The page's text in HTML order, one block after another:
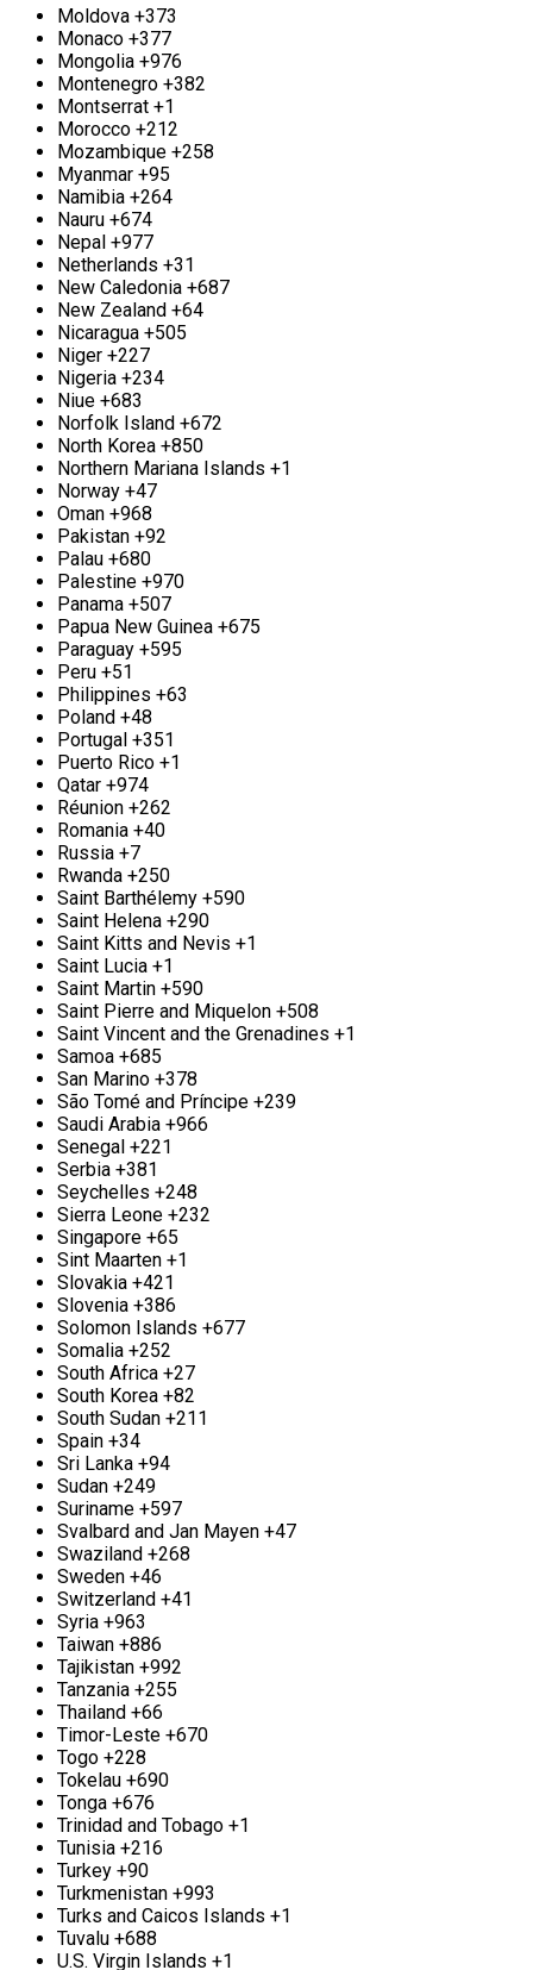
приёма работает круглосуточно, и при
необходимости мы можем организовать выезд к
вам. Освободите своё пространство и
преображайте ненужное в доход, доверившись
профессионалам «Втормет».
Демонтаж металлических конструкций в Старой
Купавне
Мы рады предложить уникальные услуги по
демонтажу и вывозу внушительных
металлических сооружений в живописной Старой
Купавне. Для начала вам следует сделать запрос
по телефону, после чего наши опытные
специалисты оперативно проведут оценку
объема работ на месте. Компания «Втормет»
располагает современным специализированным
оборудованием и слаженными рабочими
группами, что позволяет нам эффективно и
быстрее осуществлять демонтаж конструкций
любой сложности. Все наши работы выполняются
с неукоснительным соблюдением высоких
стандартов безопасности и оперативности. После
завершения демонтажа мы осуществляем вывоз
металлического лома в пункты приёма. Мы
стремимся предложить одни из самых
конкурентоспособных цен в городе, обеспечивая
индивидуальный подход к каждому клиенту.
Оплату можно произвести на месте любым
удобным способом, что делает наше
сотрудничество ещё более комфортным. Выбирая
нашу компанию, вы выбираете надёжность,
проверенную временем, и высокое качество
услуг, гарантируя себе спокойствие в процессе
работы.
Сотрудничество с пунктом приема металла в
Старой Купавне
Компания «Втормет» в Старой Купавне радостно
распахивает свои двери для долгосрочного и
плодотворного сотрудничества на
взаимовыгодных условиях. Если вы
представляете крупное строительное
предприятие, электросетевую компанию или
ваша деятельность сопряжена с регулярным
образованием металлолома, то у нас для вас есть
замечательные предложения. Мы обеспечиваем
конкурентоспособные расценки на прием и
вывоз металла, а также гарантируем
приоритетное обслуживание для наших
постоянных клиентов. Мы понимаем важность
надежного партнера, и именно поэтому ваше
доверие будет оценено по достоинству. Если
наше предложение привлекло ваше внимание, не
медлите — звоните нам! Во «Втормет» мы всегда
открыты для новых партнерств и с нетерпением
ждем возможности сосредоточить наши усилия
на совместном успехе.
Moldova +373
Monaco +377
Mongolia +976
Montenegro +382
Montserrat +1
Morocco +212
Mozambique +258
Myanmar +95
Namibia +264
Nauru +674
Nepal +977
Netherlands +31
New Caledonia +687
New Zealand +64
Nicaragua +505
Niger +227
Nigeria +234
Niue +683
Norfolk Island +672
North Korea +850
Northern Mariana Islands +1
Norway +47
Oman +968
Pakistan +92
Palau +680
Palestine +970
Panama +507
Papua New Guinea +675
Paraguay +595
Peru +51
Philippines +63
Poland +48
Portugal +351
Puerto Rico +1
Qatar +974
Réunion +262
Romania +40
Russia +7
Rwanda +250
Saint Barthélemy +590
Saint Helena +290
Saint Kitts and Nevis +1
Saint Lucia +1
Saint Martin +590
Saint Pierre and Miquelon +508
Saint Vincent and the Grenadines +1
Samoa +685
San Marino +378
São Tomé and Príncipe +239
Saudi Arabia +966
Senegal +221
Serbia +381
Seychelles +248
Sierra Leone +232
Singapore +65
Sint Maarten +1
Slovakia +421
Slovenia +386
Solomon Islands +677
Somalia +252
South Africa +27
South Korea +82
South Sudan +211
Spain +34
Sri Lanka +94
Sudan +249
Suriname +597
Svalbard and Jan Mayen +47
Swaziland +268
Sweden +46
Switzerland +41
Syria +963
Taiwan +886
Tajikistan +992
Tanzania +255
Thailand +66
Timor-Leste +670
Togo +228
Tokelau +690
Tonga +676
Trinidad and Tobago +1
Tunisia +216
Turkey +90
Turkmenistan +993
Turks and Caicos Islands +1
Tuvalu +688
U.S. Virgin Islands +1